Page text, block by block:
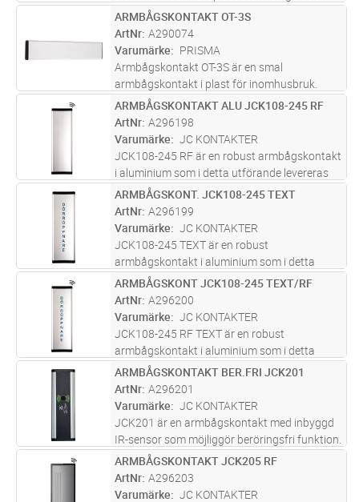
Vandalsäker och konstruerad för att motstå
spark och slag. Jämna ytor för att enklare
uppfylla hygienkrav. Finns i
ST Lägg i kundvagn
ARMBÅGSKONTAKT OT-3S
ArtNr A290074
Varumärke
PRISMA
Armbågskontakt OT-3S är en smal
armbågskontakt i plast för inomhusbruk.
Kontakten passar på en aluminiumprofil.
Storlek: Höjd 192mm. Bredd 42mm. Djup
11mm.
ST Lägg i kundvagn
ARMBÅGSKONTAKT ALU JCK108-245 RF
ArtNr A296198
Varumärke
JC KONTAKTER
JCK108-245 RF är en robust armbågskontakt
i aluminium som i detta utförande levereras
med inbyggd radiosändare för trådlös
koppling. Modellen har en konkav tryckplatta
med kontrasterande svarta endca
ST Lägg i kundvagn
ARMBÅGSKONT. JCK108-245 TEXT
ArtNr A296199
Varumärke
JC KONTAKTER
JCK108-245 TEXT är en robust
armbågskontakt i aluminium som i detta
utförande levereras med den lodräta texten
DÖRRÖPPNARE. Modellen har en konkav
tryckplatta med kontrasterande svarta
endcaps och är...läs mer
ST Lägg i kundvagn
ARMBÅGSKONT JCK108-245 TEXT/RF
ArtNr A296200
Varumärke
JC KONTAKTER
JCK108-245 RF TEXT är en robust
armbågskontakt i aluminium som i detta
utförande levereras med den lodräta texten
DÖRRÖPPNARE samt med inbyggd
radiosändare för trådlös koppling. Modellen
har en konka...läs mer
ST Lägg i kundvagn
ARMBÅGSKONTAKT BER.FRI JCK201
ArtNr A296201
Varumärke
JC KONTAKTER
JCK201 är en armbågskontakt med inbyggd
IR-sensor som möjliggör beröringsfri funktion.
IR-sensorn reagerar på ljusskiftningar, vilket
gör att man aktiverera dörröppningen genom
att bara röra handen f...läs mer
ST Lägg i kundvagn
ARMBÅGSKONTAKT JCK205 RF
ArtNr A296203
Varumärke
JC KONTAKTER